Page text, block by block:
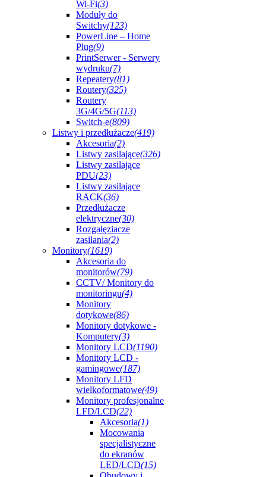
Wi-Fi(3)
Moduły do
Switchy(123)
PowerLine – Home
Plug(9)
PrintSerwer - Serwery
wydruku(7)
Repeatery(81)
Routery(325)
Routery
3G/4G/5G(113)
Switch-e(809)
Listwy i przedłużacze(419)
Akcesoria(2)
Listwy zasilające(326)
Listwy zasilające
PDU(23)
Listwy zasilające
RACK(36)
Przedłużacze
elektryczne(30)
Rozgałęziacze
zasilania(2)
Monitory(1619)
Akcesoria do
monitorów(79)
CCTV/ Monitory do
monitoringu(4)
Monitory
dotykowe(86)
Monitory dotykowe -
Komputery(3)
Monitory LCD(1190)
Monitory LCD -
gamingowe(187)
Monitory LFD
wielkoformatowe(49)
Monitory profesjonalne
LFD/LCD(22)
Akcesoria(1)
Mocowania
specjalistyczne
do ekranów
LED/LCD(15)